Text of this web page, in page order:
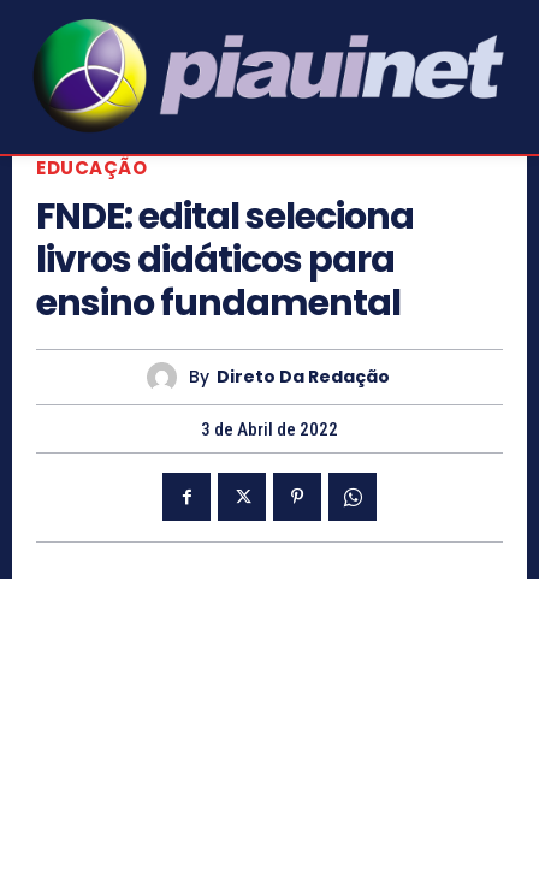
EDUCAÇÃO
FNDE: edital seleciona
livros didáticos para
ensino fundamental
By Direto Da Redação
3 de Abril de 2022